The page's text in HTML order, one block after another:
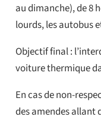
au dimanche), de 8
lourds, les autobus
Objectif final :
voiture thermique
En cas de non-
des amendes allant